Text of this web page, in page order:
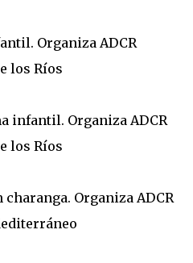
Organiza ADCR
los Ríos
infantil. Organiza ADCR
los Ríos
charanga. Organiza ADCR